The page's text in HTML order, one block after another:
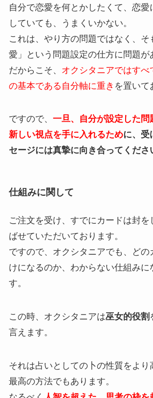
自分で恋愛を何とかしたくて、恋愛
していても、うまくいかない。
これは、やり方の問題ではなく、そ
愛」という問題設定の仕方に問題が
だからこそ、 オクシタニアではすべ
の基本である自分軸に重き を置いて
ですので、 一旦、自分が設定した問
新しい視点を手に入れるために、受
セージには真摯に向き合ってくださ
仕組みに関して
ご注文を受け、すでにカードは封を
ばせていただいております。
ですので、オクシタニアでも、どの
けになるのか、わからない仕組みに
す。
この時、オクシタニアは巫女的役割
言えます。
それは占いとしての卜の性質をより
最高の方法でもあります。